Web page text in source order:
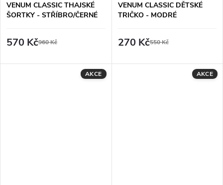
VENUM CLASSIC THAJSKÉ
ŠORTKY - STŘÍBRO/ČERNÉ
570 Kč960 Kč
VENUM CLASSIC DĚTSKÉ
TRIČKO - MODRÉ
270 Kč550 Kč
AKCE AKCE